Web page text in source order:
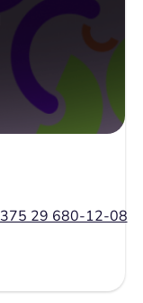
29 680-12-08